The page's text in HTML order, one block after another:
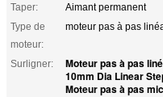
Taper:
Aimant permanent
Type de
moteur:
moteur pas à pas
Surligner: Moteur pas à pas
10mm Dia Linear
Moteur pas à pas